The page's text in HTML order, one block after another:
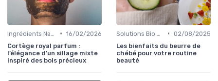
• 16/02/2026
Cortège royal parfum :
l’élégance d’un sillage mixte
inspiré des bois précieux
• 02/08/2025
Les bienfaits du beurre de
chébé pour votre routine
beauté